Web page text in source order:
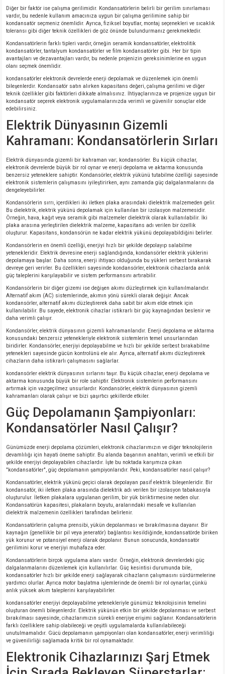
Diğer bir faktör ise çalışma gerilimidir. Kondansatörlerin belirli bir gerilim sınırlaması
vardır, bu nedenle kullanım amacınıza uygun bir çalışma gerilimine sahip bir
kondansatör seçmeniz önemlidir. Ayrıca, fiziksel boyutlar, montaj seçenekleri ve sıcaklık
toleransı gibi diğer teknik özellikleri de göz önünde bulundurmanız gerekmektedir.
Kondansatörlerin farklı tipleri vardır, örneğin seramik kondansatörler, elektrolitik
kondansatörler, tantalyum kondansatörler ve film kondansatörler gibi. Her bir tipin
avantajları ve dezavantajları vardır, bu nedenle projenizin gereksinimlerine en uygun
olanı seçmek önemlidir.
kondansatörler elektronik devrelerde enerji depolamak ve düzenlemek için önemli
bileşenlerdir. Kondansatör satın alırken kapasitans değeri, çalışma gerilimi ve diğer
teknik özellikler gibi faktörleri dikkate almalısınız. İhtiyaçlarınıza ve projenize uygun bir
kondansatör seçerek elektronik uygulamalarınızda verimli ve güvenilir sonuçlar elde
edebilirsiniz.
Elektrik Dünyasının Gizemli
Kahramanı: Kondansatörlerin Sırları
Elektrik dünyasında gizemli bir kahraman var; kondansörler. Bu küçük cihazlar,
elektronik devrelerde büyük bir rol oynar ve enerji depolama ve aktarma konusunda
benzersiz yeteneklere sahiptir. Kondansörler, elektrik yükünü tutabilme özelliği sayesinde
elektronik sistemlerin çalışmasını iyileştirirken, aynı zamanda güç dalgalanmalarını da
dengeleyebilirler.
Kondansörlerin sırrı, içerdikleri iki iletken plaka arasındaki dielektrik malzemeden gelir.
Bu dielektrik, elektrik yükünü depolamak için kullanılan bir izolasyon malzemesidir.
Örneğin, hava, kağıt veya seramik gibi malzemeler dielektrik olarak kullanılabilir. İki
plaka arasına yerleştirilen dielektrik malzeme, kapasitans adı verilen bir özellik
oluşturur. Kapasitans, kondansörün ne kadar elektrik yükünü depolayabildiğini belirler.
Kondansörlerin en önemli özelliği, enerjiyi hızlı bir şekilde depolayıp salabilme
yetenekleridir. Elektrik devresine enerji sağlandığında, kondansörler elektrik yüklerini
depolamaya başlar. Daha sonra, enerji ihtiyacı olduğunda bu yükleri serbest bırakarak
devreye geri verirler. Bu özellikleri sayesinde kondansörler, elektronik cihazlarda anlık
güç taleplerini karşılayabilir ve sistem performansını artırabilir.
Kondansörlerin bir diğer gizemi ise değişen akımı düzleştirmek için kullanılmalarıdır.
Alternatif akım (AC) sistemlerinde, akımın yönü sürekli olarak değişir. Ancak
kondansörler, alternatif akımı düzleştirerek daha sabit bir akım elde etmek için
kullanılabilir. Bu sayede, elektronik cihazlar istikrarlı bir güç kaynağından beslenir ve
daha verimli çalışır.
Kondansörler, elektrik dünyasının gizemli kahramanlarıdır. Enerji depolama ve aktarma
konusundaki benzersiz yetenekleriyle elektronik sistemlerin temel unsurlarından
biridirler. Kondansörler, enerjiyi depolayabilme ve hızlı bir şekilde serbest bırakabilme
yetenekleri sayesinde gücün kontrolünü ele alır. Ayrıca, alternatif akımı düzleştirerek
cihazların daha istikrarlı çalışmasını sağlarlar.
kondansörler elektrik dünyasının sırlarını taşır. Bu küçük cihazlar, enerji depolama ve
aktarma konusunda büyük bir role sahiptir. Elektronik sistemlerin performansını
artırmak için vazgeçilmez unsurlardır. Kondansörler, elektrik dünyasının gizemli
kahramanları olarak çalışır ve bizi şaşırtıcı şekillerde etkiler.
Güç Depolamanın Şampiyonları:
Kondansatörler Nasıl Çalışır?
Günümüzde enerji depolama çözümleri, elektronik cihazlarımızın ve diğer teknolojilerin
devamlılığı için hayati öneme sahiptir. Bu alanda başarının anahtarı, verimli ve etkili bir
şekilde enerjiyi depolayabilen cihazlardır. İşte bu noktada karşımıza çıkan
"kondansatörler", güç depolamanın şampiyonlarıdır. Peki, kondansatörler nasıl çalışır?
Kondansatörler, elektrik yükünü geçici olarak depolayan pasif elektrik bileşenleridir. Bir
kondansatör, iki iletken plaka arasında dielektrik adı verilen bir izolasyon tabakasıyla
oluşturulur. İletken plakalara uygulanan gerilim, bir yük biriktirmesine neden olur.
Kondansatörün kapasitesi, plakaların boyutu, aralarındaki mesafe ve kullanılan
dielektrik malzemenin özellikleri tarafından belirlenir.
Kondansatörlerin çalışma prensibi, yükün depolanması ve bırakılmasına dayanır. Bir
kaynağın (genellikle bir pil veya jeneratör) bağlantısı kesildiğinde, kondansatörde biriken
yük korunur ve potansiyel enerji olarak depolanır. Bunun sonucunda, kondansatör
gerilimini korur ve enerjiyi muhafaza eder.
Kondansatörlerin birçok uygulama alanı vardır. Örneğin, elektronik devrelerdeki güç
dalgalanmalarını düzenlemek için kullanılırlar. Güç kesintisi durumunda bile,
kondansatörler hızlı bir şekilde enerji sağlayarak cihazların çalışmasını sürdürmelerine
yardımcı olurlar. Ayrıca motor başlatma işlemlerinde de önemli bir rol oynarlar, çünkü
anlık yüksek akım taleplerini karşılayabilirler.
kondansatörler enerjiyi depolayabilme yetenekleriyle günümüz teknolojisinin temelini
oluşturan önemli bileşenlerdir. Elektrik yükünün etkin bir şekilde depolanması ve serbest
bırakılması sayesinde, cihazlarımızın sürekli enerjiye erişimi sağlanır. Kondansatörlerin
farklı özelliklere sahip olabileceği ve çeşitli uygulamalarda kullanılabileceği
unutulmamalıdır. Gücü depolamanın şampiyonları olan kondansatörler, enerji verimliliği
ve güvenilirliği sağlamada kritik bir rol oynamaktadır.
Elektronik Cihazlarınızı Şarj Etmek